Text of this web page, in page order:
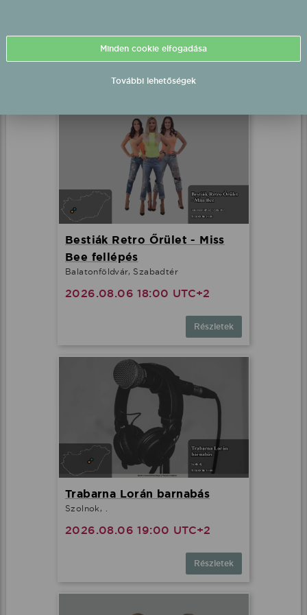
Fellépések mostanában
Bestiák Retro Őrület - Miss
Bee fellépés
Balatonföldvár, Szabadtér
2026.08.06 18:00 UTC+2
Részletek
Trabarna Lorán barnabás
Szolnok, .
2026.08.06 19:00 UTC+2
Részletek
Minden cookie elfogadása
További lehetőségek